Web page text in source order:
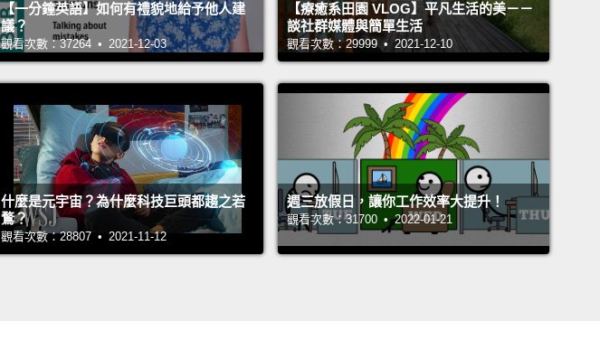
【一分鐘英語】如何有禮貌地給予他人建
議？
觀看次數：37264 • 2021-12-03
【療癒系田園 VLOG】平凡生活的美－－
談社群媒體與簡單生活
觀看次數：29999 • 2021-12-10
什麼是元宇宙？為什麼科技巨頭都趨之若
鶩？
觀看次數：28807 • 2021-11-12
週三放假日，讓你工作效率大提升！
觀看次數：31700 • 2022-01-21